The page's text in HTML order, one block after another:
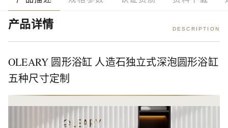
产品详情 DESCRIPTION
OLEARY 圆形浴缸 人造石独立式深泡圆形浴缸
五种尺寸定制